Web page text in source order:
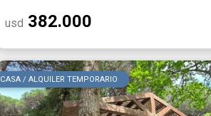
usd 382.000
CASA / ALQUILER TEMPORARIO